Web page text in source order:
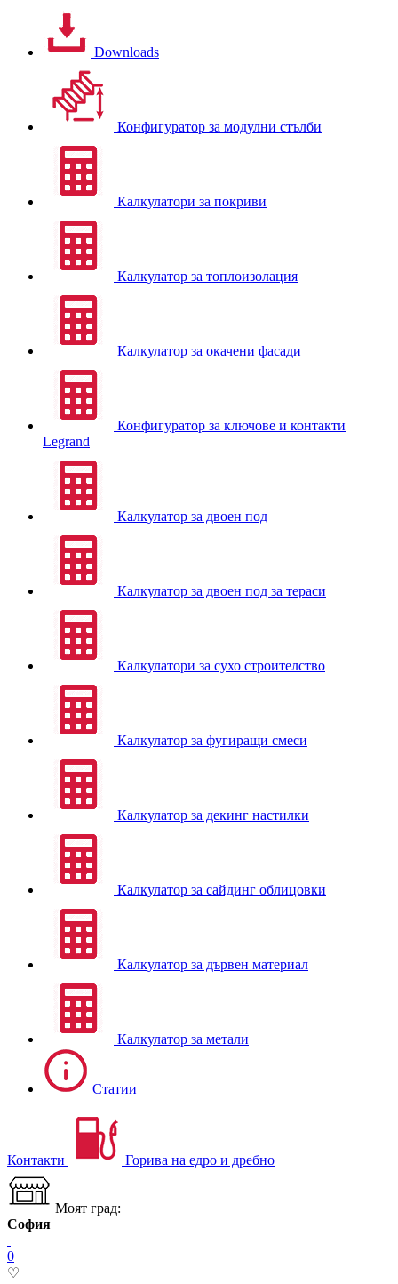
Downloads
Конфигуратор за модулни стълби
Калкулатори за покриви
Калкулатор за топлоизолация
Калкулатор за окачени фасади
Конфигуратор за ключове и контакти
Legrand
Калкулатор за двоен под
Калкулатор за двоен под за тераси
Калкулатори за сухо строителство
Калкулатор за фугиращи смеси
Калкулатор за декинг настилки
Калкулатор за сайдинг облицовки
Калкулатор за дървен материал
Калкулатор за метали
Статии
Контакти Горива на едро и дребно
Моят град:
София
0
♡